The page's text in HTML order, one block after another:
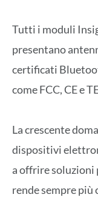
Tutti i moduli
presentano
certificati
come FCC, CE e
La crescente
dispositivi
a offrire soluzioni
rende sempre più